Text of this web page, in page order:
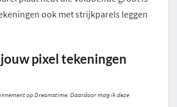
ook met strijkparels leggen
pixel tekeningen
op Dreamstime. Daardoor mag ik deze